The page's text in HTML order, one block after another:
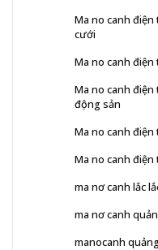
Ma no canh
cưới
Ma no canh
Ma no canh
động sản
Ma no canh
Ma no canh
ma nơ canh lắc
ma nơ canh
manocanh